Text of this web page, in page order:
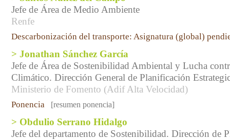
Jefe de Área de Medio Ambiente
Renfe
Descarbonización del transporte: Asignatura (global)
> Jonathan Sánchez García
Jefe de Área de Sostenibilidad Ambiental y Lucha
Climático. Dirección General de Planificación
Ministerio de Fomento (Adif Alta Velocidad)
Ponencia [resumen ponencia]
> Obdulio Serrano Hidalgo
Jefe del departamento de Sostenibilidad. Dirección de